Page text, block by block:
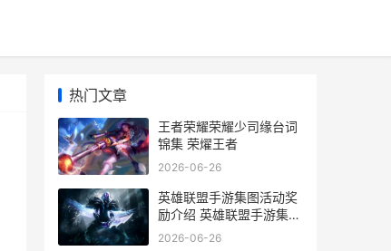
热门文章
王者荣耀荣耀少司缘台词
锦集 荣燿王者
2026-06-26
英雄联盟手游集图活动奖
励介绍 英雄联盟手游集图
活动怎么玩
2026-06-26